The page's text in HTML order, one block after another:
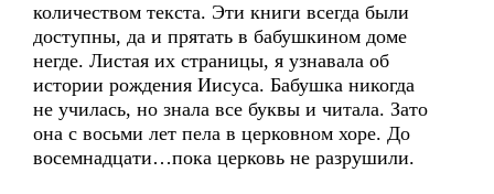
количеством текста. Эти книги всегда были
доступны, да и прятать в бабушкином доме
негде. Листая их страницы, я узнавала об
истории рождения Иисуса. Бабушка никогда
не училась, но знала все буквы и читала. Зато
она с восьми лет пела в церковном хоре. До
восемнадцати…пока церковь не разрушили.